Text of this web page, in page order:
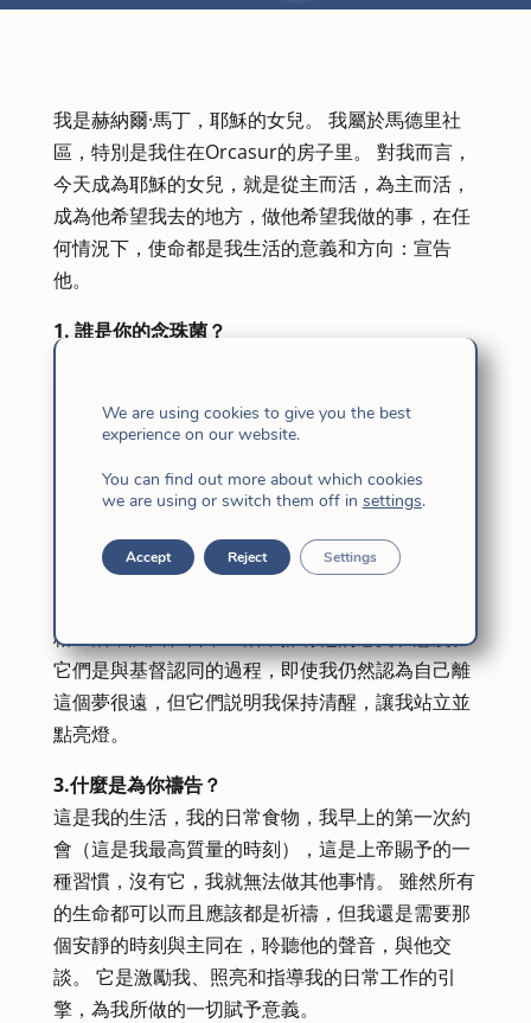
我是赫納爾·馬丁，耶穌的女兒。 我屬於馬德里社
區，特別是我住在Orcasur的房子里。 對我而言，
今天成為耶穌的女兒，就是從主而活，為主而活，
成為他希望我去的地方，做他希望我做的事，在任
何情況下，使命都是我生活的意義和方向：宣告
他。
1. 誰是你的念珠菌？
他的勇氣、大膽和慷慨，欽佩他對上帝的極大信
2. 美國在你的生活中意味著什麼？
它們是一條不斷回歸和歸向上帝的道路（當你有幸
陪伴一個想要經歷這個過程的人時更是如此）。 它
格生活，試圖在日常生活中擁有他的感受和態度。
它們是與基督認同的過程，即使我仍然認為自己離
這個夢很遠，但它們説明我保持清醒，讓我站立並
點亮燈。
3.什麼是為你禱告？
這是我的生活，我的日常食物，我早上的第一次約
會（這是我最高質量的時刻），這是上帝賜予的一
種習慣，沒有它，我就無法做其他事情。 雖然所有
的生命都可以而且應該都是祈禱，但我還是需要那
個安靜的時刻與主同在，聆聽他的聲音，與他交
談。 它是激勵我、照亮和指導我的日常工作的引
擎，為我所做的一切賦予意義。
We are using cookies to give you the best
experience on our website.
You can find out more about which cookies
we are using or switch them off in settings.
Accept Reject Settings